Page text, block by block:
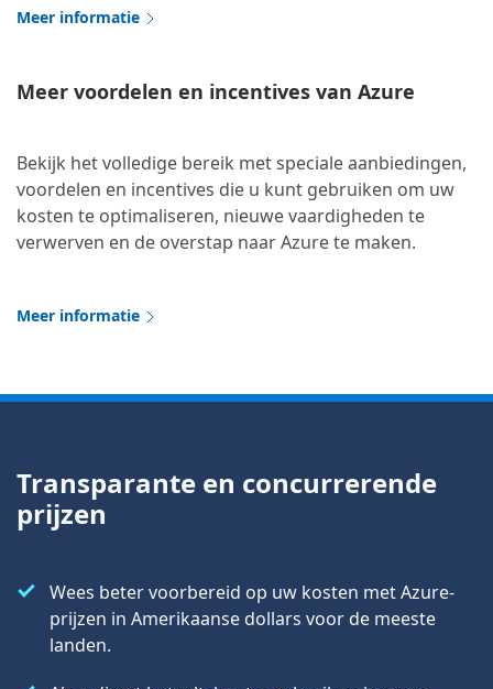
Meer informatie
Meer voordelen en incentives van Azure
Bekijk het volledige bereik met speciale aanbiedingen,
voordelen en incentives die u kunt gebruiken om uw
kosten te optimaliseren, nieuwe vaardigheden te
verwerven en de overstap naar Azure te maken.
Meer informatie
Transparante en concurrerende
prijzen
Wees beter voorbereid op uw kosten met Azure-
prijzen in Amerikaanse dollars voor de meeste
landen.